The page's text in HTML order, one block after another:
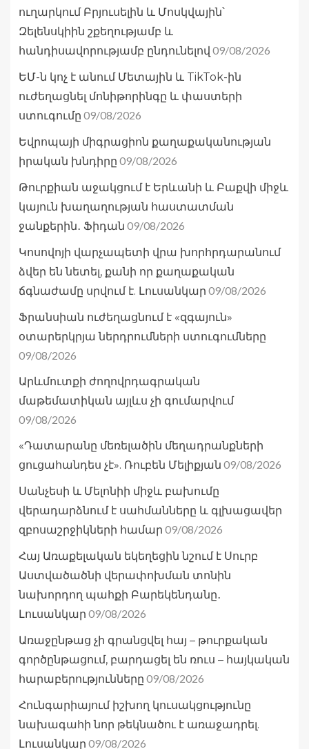
ուղարկում Բրյուսելին և Մոսկվային՝
Զելենսկիին շքեղությամբ և
հանդիսավորությամբ ընդունելով 09/08/2026
ԵՄ-ն կոչ է անում Մետային և TikTok-ին
ուժեղացնել մոնիթորինգը և փաստերի
ստուգումը 09/08/2026
Եվրոպայի միգրացիոն քաղաքականության
իրական խնդիրը 09/08/2026
Թուրքիան աջակցում է Երևանի և Բաքվի միջև
կայուն խաղաղության հաստատման
ջանքերին․ Ֆիդան 09/08/2026
Կոսովոյի վարչապետի վրա խորհրդարանում
ձվեր են նետել, քանի որ քաղաքական
ճգնաժամը սրվում է. Լուսանկար 09/08/2026
Ֆրանսիան ուժեղացնում է «զգայուն»
օտարերկրյա ներդրումների ստուգումները
09/08/2026
Արևմուտքի ժողովրդագրական
մաթեմատիկան այլևս չի գումարվում
09/08/2026
«Դատարանը մեռելածին մեղադրանքների
ցուցահանդես չէ». Ռուբեն Մելիքյան 09/08/2026
Սանչեսի և Մելոնիի միջև բախումը
վերադարձնում է սահմանները և գլխացավեր
զբոսաշրջիկների համար 09/08/2026
Հայ Առաքելական եկեղեցին նշում է Սուրբ
Աստվածածնի վերափոխման տոնին
նախորդող պահքի Բարեկենդանը․
Լուսանկար 09/08/2026
Առաջընթաց չի գրանցվել հայ – թուրքական
գործընթացում, բարդացել են ռուս – հայկական
հարաբերությունները 09/08/2026
Հունգարիայում իշխող կուսակցությունը
նախագահի նոր թեկնածու է առաջադրել.
Լուսանկար 09/08/2026